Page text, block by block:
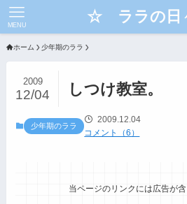
☆ ララの
MENU
ホーム 少年期のララ
しつけ教室。
2009
12/04
少年期のララ
2009.12.04
コメント（6）
当ページのリンクには広告が含